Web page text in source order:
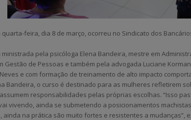
feira, dia 8 de março, ocorreu no Sindicato dos
ministrada pela psicóloga Elena Bandeira, mestre em
Gestão de Pessoas e também pela advogada Luciane
e com formação de treinamento de alto impacto
Bandeira, o curso é destinado para as mulheres refletirem
responsabilidades pelas próprias escolhas. “Isso
vivendo, ainda se submetendo a posicionamentos
ainda na prática são muito fortes e resistentes a mudanças”,